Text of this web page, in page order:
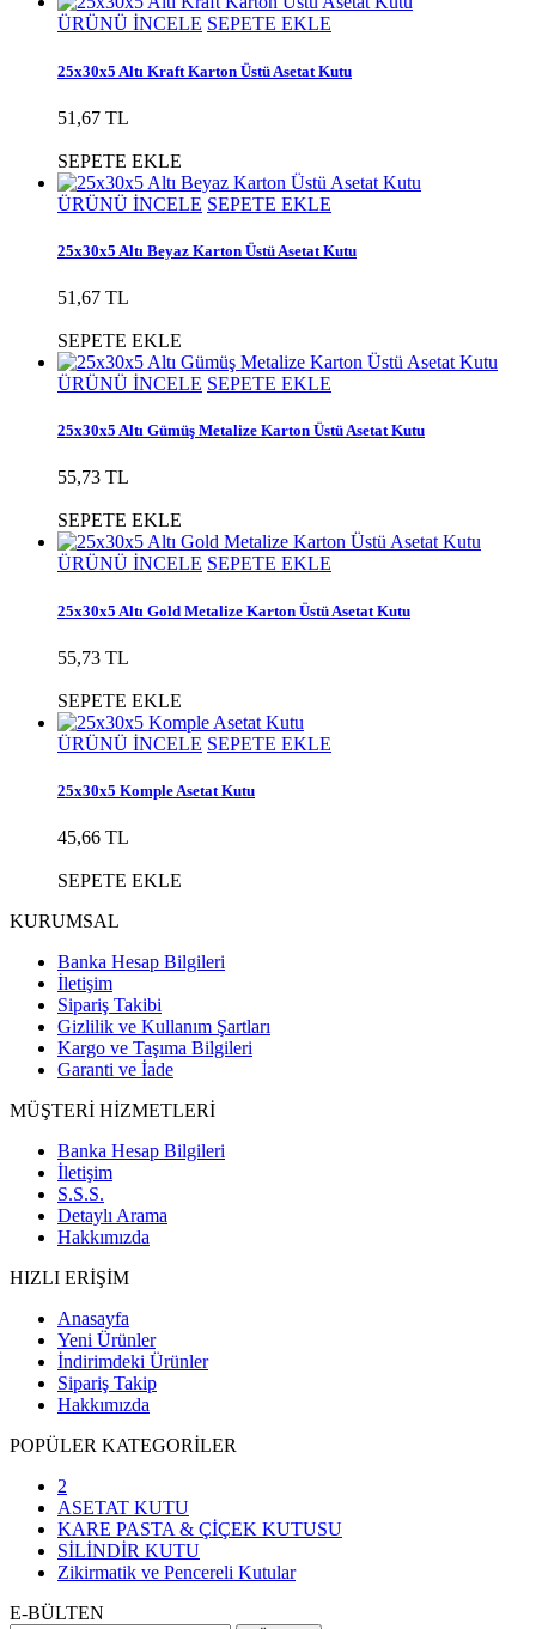
ÜRÜNÜ İNCELE SEPETE EKLE
25x30x5 Altı Kraft Karton Üstü Asetat Kutu
51,67 TL
SEPETE EKLE
ÜRÜNÜ İNCELE SEPETE EKLE
25x30x5 Altı Beyaz Karton Üstü Asetat Kutu
51,67 TL
SEPETE EKLE
ÜRÜNÜ İNCELE SEPETE EKLE
25x30x5 Altı Gümüş Metalize Karton Üstü Asetat Kutu
55,73 TL
SEPETE EKLE
ÜRÜNÜ İNCELE SEPETE EKLE
25x30x5 Altı Gold Metalize Karton Üstü Asetat Kutu
55,73 TL
SEPETE EKLE
ÜRÜNÜ İNCELE SEPETE EKLE
25x30x5 Komple Asetat Kutu
45,66 TL
SEPETE EKLE
KURUMSAL
Banka Hesap Bilgileri
İletişim
Sipariş Takibi
Gizlilik ve Kullanım Şartları
Kargo ve Taşıma Bilgileri
Garanti ve İade
MÜŞTERİ HİZMETLERİ
Banka Hesap Bilgileri
İletişim
S.S.S.
Detaylı Arama
Hakkımızda
HIZLI ERİŞİM
Anasayfa
Yeni Ürünler
İndirimdeki Ürünler
Sipariş Takip
Hakkımızda
POPÜLER KATEGORİLER
2
ASETAT KUTU
KARE PASTA & ÇİÇEK KUTUSU
SİLİNDİR KUTU
Zikirmatik ve Pencereli Kutular
E-BÜLTEN